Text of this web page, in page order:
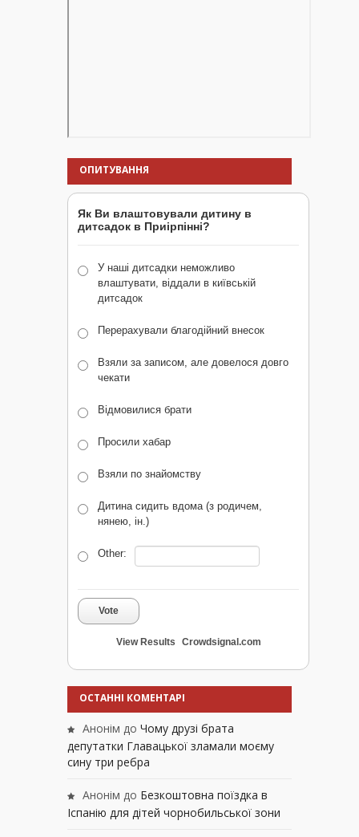
ОПИТУВАННЯ
Як Ви влаштовували дитину в
дитсадок в Приірпінні?
У наші дитсадки неможливо
влаштувати, віддали в київській
дитсадок
Перерахували благодійний внесок
Взяли за записом, але довелося довго
чекати
Відмовилися брати
Просили хабар
Взяли по знайомству
Дитина сидить вдома (з родичем,
нянею, ін.)
Other:
Vote
View Results Crowdsignal.com
ОСТАННІ КОМЕНТАРІ
Анонім до Чому друзі брата
депутатки Главацької зламали моєму
сину три ребра
Анонім до Безкоштовна поїздка в
Іспанію для дітей чорнобильської зони